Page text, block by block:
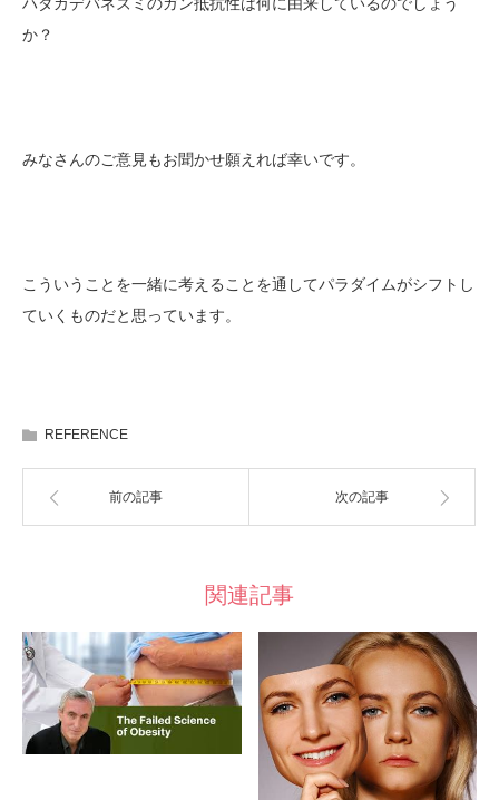
か？
みなさんのご意見もお聞かせ願えれば幸いです。
こういうことを一緒に考えることを通してパラダイムがシフトし
ていくものだと思っています。
REFERENCE
前の記事 次の記事
関連記事